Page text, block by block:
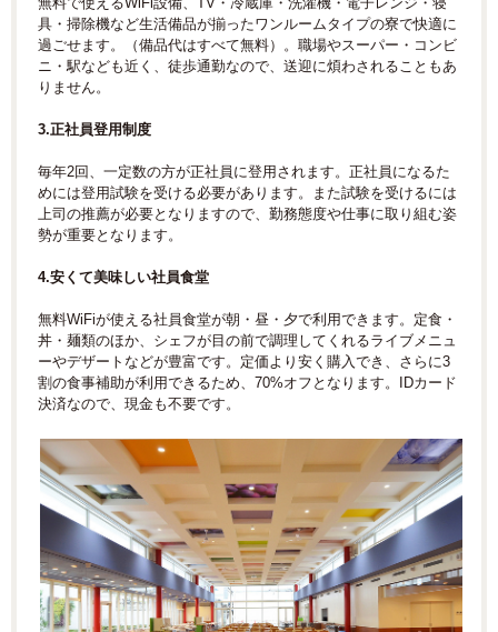
具・掃除機など生活備品が揃ったワンルームタイプの寮で快適に
過ごせます。（備品代はすべて無料）。職場やスーパー・コンビ
ニ・駅なども近く、徒歩通勤なので、送迎に煩わされることもあ
りません。
3.正社員登用制度
毎年2回、一定数の方が正社員に登用されます。正社員になるた
めには登用試験を受ける必要があります。また試験を受けるには
上司の推薦が必要となりますので、勤務態度や仕事に取り組む姿
勢が重要となります。
4.安くて美味しい社員食堂
無料WiFiが使える社員食堂が朝・昼・夕で利用できます。定食・
丼・麺類のほか、シェフが目の前で調理してくれるライブメニュ
ーやデザートなどが豊富です。定価より安く購入でき、さらに3
割の食事補助が利用できるため、70%オフとなります。IDカード
決済なので、現金も不要です。